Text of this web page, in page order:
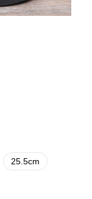
25.5cm